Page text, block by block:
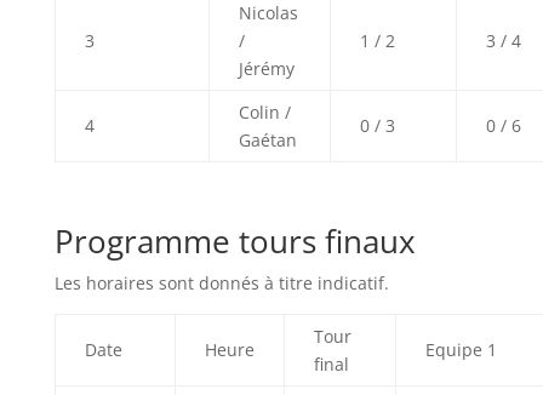
3
Nicolas
/
Jérémy
1 / 2 3 / 4
4
Colin /
Gaétan
0 / 3 0 / 6
Programme tours finaux
Les horaires sont donnés à titre indicatif.
Date Heure
Tour
final
Equipe 1